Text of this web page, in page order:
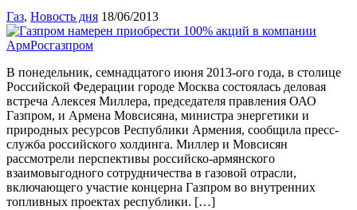
Газ, Новость дня 18/06/2013
В понедельник, семнадцатого июня 2013-ого года, в столице
Российской Федерации городе Москва состоялась деловая
встреча Алексея Миллера, председателя правления ОАО
Газпром, и Армена Мовсисяна, министра энергетики и
природных ресурсов Республики Армения, сообщила пресс-
служба российского холдинга. Миллер и Мовсисян
рассмотрели перспективы российско-армянского
взаимовыгодного сотрудничества в газовой отрасли,
включающего участие концерна Газпром во внутренних
топливных проектах республики. […]